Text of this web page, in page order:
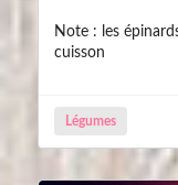
Note : les
cuisson
Légumes